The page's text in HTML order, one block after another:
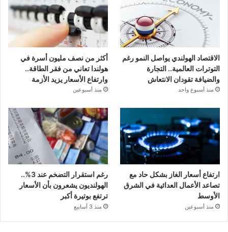
الاقتصاد الهولندي يواصل النمو رغم
التوترات العالمية.. التجارة
والضيافة تقودان الانتعاش
منذ أسبوع واحد
أكثر من نصف مليون أسرة في
هولندا تعاني من فقر الطاقة..
وارتفاع الأسعار يزيد الأزمة
منذ أسبوعين
ارتفاع أسعار الغاز بشكل حاد مع
تصاعد الأعمال العدائية في الشرق
الأوسط
منذ أسبوعين
رغم استقرار التضخم عند 3%..
الهولنديون يشعرون بأن الأسعار
ترتفع بوتيرة أكبر
منذ 3 أسابيع